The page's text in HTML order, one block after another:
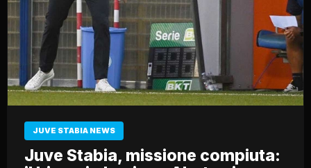
JUVE STABIA NEWS
Juve Stabia, missione compiuta: